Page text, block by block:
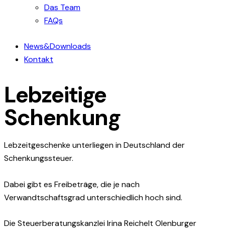
Das Team
FAQs
News&Downloads
Kontakt
Lebzeitige
Schenkung
Lebzeitgeschenke unterliegen in Deutschland der
Schenkungssteuer.
Dabei gibt es Freibeträge, die je nach
Verwandtschaftsgrad unterschiedlich hoch sind.
Die Steuerberatungskanzlei Irina Reichelt Olenburger